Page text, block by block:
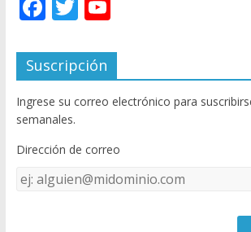
e
b
o
o
k
itt
er
u
T
u
e
C
Suscripción
Ingrese su correo electrónico para
semanales.
Dirección de correo
Dirección
de